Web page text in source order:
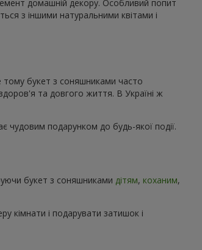
домашній декору. Особливий попит
з іншими натуральними квітами і
тому букет з соняшниками часто
та довгого життя. В Україні ж
чудовим подарунком до будь-якої події.
букет з соняшниками дітям, коханим,
кімнати і подарувати затишок і